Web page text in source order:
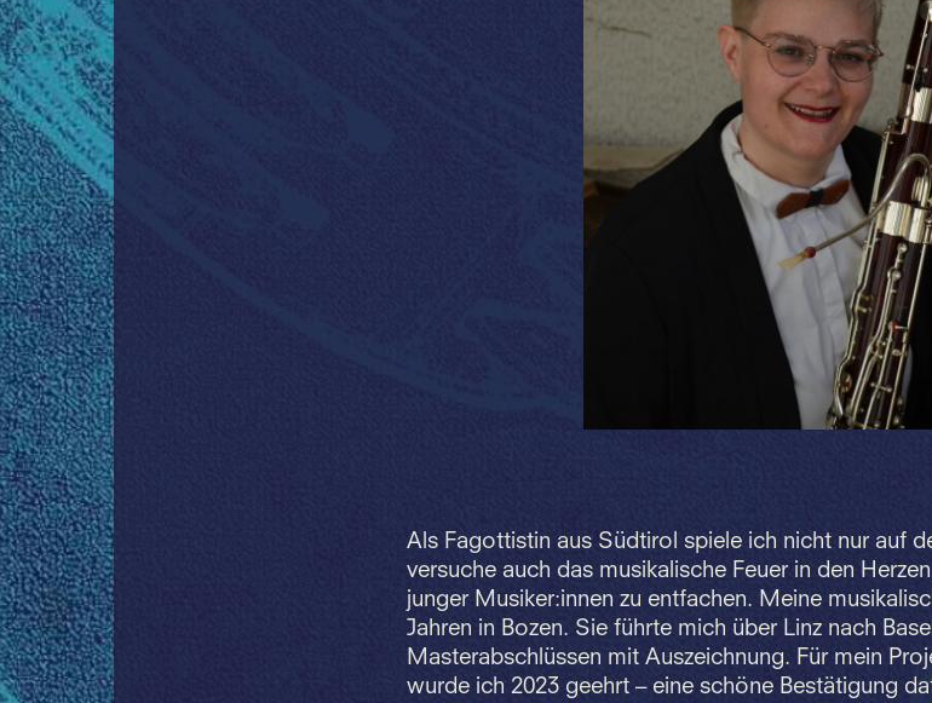
Als Fagottistin aus Südtirol spiele ich nicht nur auf
versuche auch das musikalische Feuer in den
junger Musiker:innen zu entfachen. Meine
Jahren in Bozen. Sie führte mich über Linz nach
Masterabschlüssen mit Auszeichnung. Für mein
wurde ich 2023 geehrt – eine schöne Bestätigung